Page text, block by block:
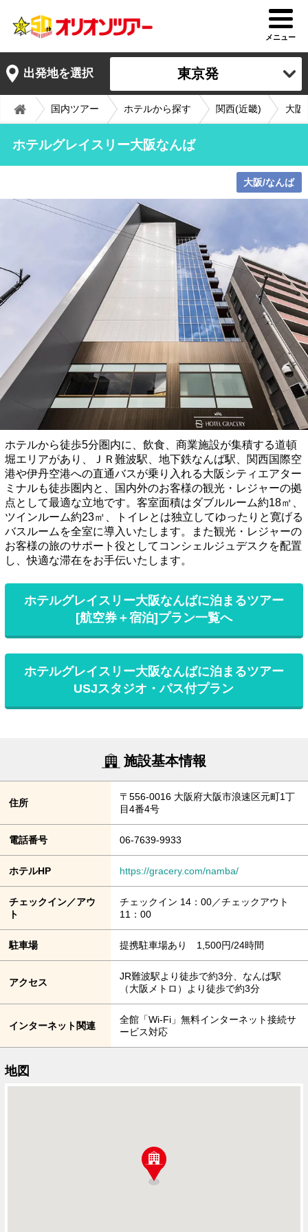
メニュー
出発地を選択 東京発
国内ツアー ホテルから探す 関西(近畿) 大阪
ホテルグレイスリー大阪なんば
大阪/なんば
ホテルから徒歩5分圏内に、飲食、商業施設が集積する道頓
堀エリアがあり、ＪＲ難波駅、地下鉄なんば駅、関西国際空
港や伊丹空港への直通バスが乗り入れる大阪シティエアター
ミナルも徒歩圏内と、国内外のお客様の観光・レジャーの拠
点として最適な立地です。客室面積はダブルルーム約18㎡、
ツインルーム約23㎡、トイレとは独立してゆったりと寛げる
バスルームを全室に導入いたします。また観光・レジャーの
お客様の旅のサポート役としてコンシェルジュデスクを配置
し、快適な滞在をお手伝いたします。
ホテルグレイスリー大阪なんばに泊まるツアー
[航空券＋宿泊]プラン一覧へ
ホテルグレイスリー大阪なんばに泊まるツアー
USJスタジオ・パス付プラン
施設基本情報
住所
〒556-0016 大阪府大阪市浪速区元町1丁
目4番4号
電話番号 06-7639-9933
ホテルHP https://gracery.com/namba/
チェックイン／アウ
ト
チェックイン 14：00／チェックアウト
11：00
駐車場 提携駐車場あり 1,500円/24時間
アクセス
JR難波駅より徒歩で約3分、なんば駅
（大阪メトロ）より徒歩で約3分
インターネット関連
全館「Wi-Fi」無料インターネット接続サ
ービス対応
地図